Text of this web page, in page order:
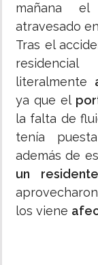
mañana el
atravesado
Tras el
literalmente
ya que el
la falta de
tenía
además de
un residente
los viene